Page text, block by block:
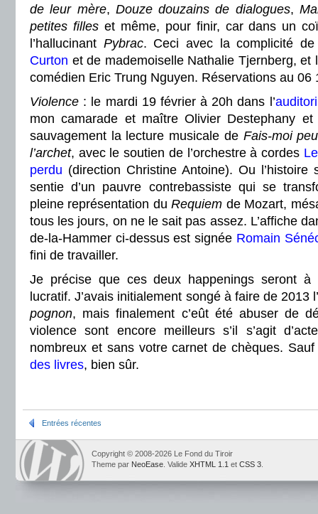
de leur mère, Douze douzains de dialogues,
petites filleset même, pour finir, car dans un
l’hallucinant Pybrac. Ceci avec la complicité
Curton et de mademoiselle Nathalie Tjernberg, et
comédien Eric Trung Nguyen. Réservations au 06
Violence : le mardi 19 février à 20h dans l’
mon camarade et maître Olivier Destephany et
sauvagement la lecture musicale de Fais-moi
l’archet, avec le soutien de l’orchestre à cordes
perdu (direction Christine Antoine). Ou l’histoire
sentie d’un pauvre contrebassiste qui se
pleine représentation duRequiem de Mozart,
tous les jours, on ne le sait pas assez. L’affiche
de-la-Hammer ci-dessus est signée Romain
fini de travailler.
Je précise que ces deux happenings seront
lucratif. J’avais initialement songé à faire de 2013
pognon, mais finalement c’eût été abuser de
violence sont encore meilleurs s’il s’agit
nombreux et sans votre carnet de chèques.
des livres, bien sûr.
Entrées récentes
Copyright © 2008-2026 Le Fond du Tiroir
Theme par NeoEase . Valide XHTML 1.1 et CSS 3